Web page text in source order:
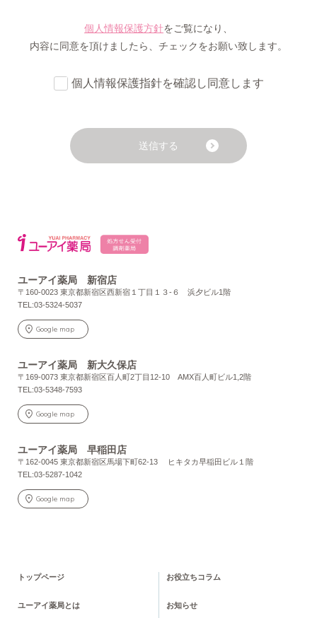
個人情報保護方針をご覧になり、
内容に同意を頂けましたら、チェックをお願い致します。
個人情報保護指針を確認し同意します
ユーアイ薬局 新宿店
〒160-0023 東京都新宿区西新宿１丁目１３-６ 浜夕ビル1階
TEL:03-5324-5037
Google map
ユーアイ薬局 新大久保店
〒169-0073 東京都新宿区百人町2丁目12-10 AMX百人町ビル1,2階
TEL:03-5348-7593
Google map
ユーアイ薬局 早稲田店
〒162-0045 東京都新宿区馬場下町62-13 ヒキタカ早稲田ビル１階
TEL:03-5287-1042
Google map
トップページ
ユーアイ薬局とは
お役立ちコラム
お知らせ